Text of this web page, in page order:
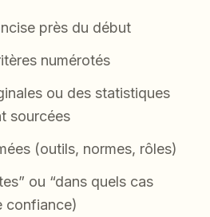
près du début
numérotés
ou des statistiques
sourcées
(outils, normes, rôles)
ou “dans quels cas
confiance)